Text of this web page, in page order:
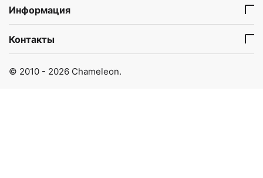
Информация
Контакты
© 2010 - 2026 Chameleon.